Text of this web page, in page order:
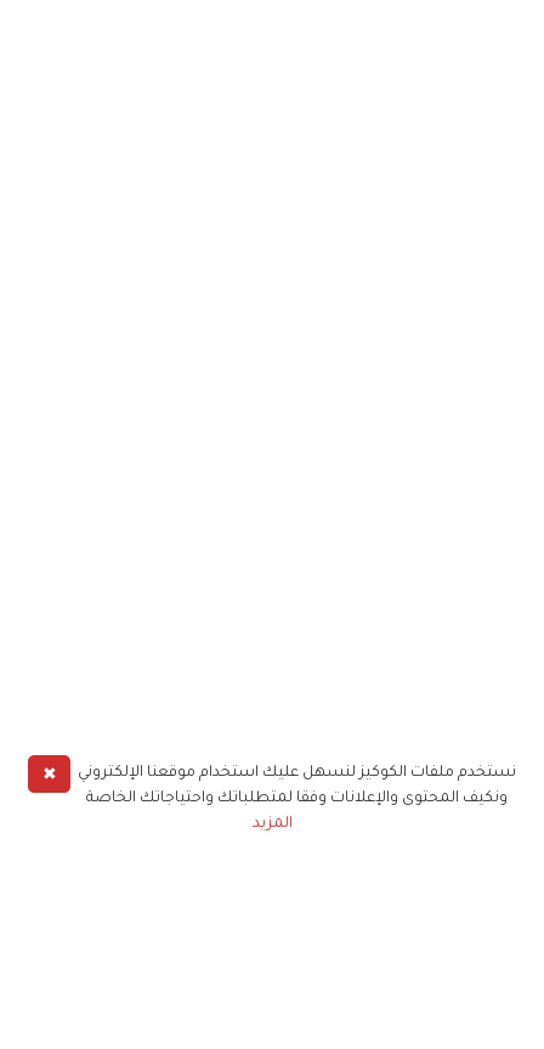
✖
نستخدم ملفات الكوكيز لنسهل عليك استخدام موقعنا الإلكتروني
ونكيف المحتوى والإعلانات وفقا لمتطلباتك واحتياجاتك الخاصة
المزيد